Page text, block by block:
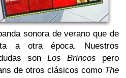
sonora de verano que de
a otra época. Nuestros
son Los Brincos pero
de otros clásicos como The